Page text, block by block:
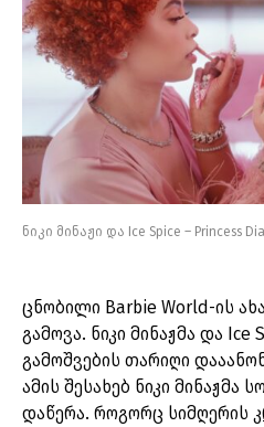
ნიკი მინაჟი და Ice Spice – Princess
ცნობილი Barbie World-ის
გამოვა. ნიკი მინაჟმა და Ice
გამოშვების თარიღი
ამის შესახებ ნიკი მინაჟმა
დაწერა. როგორც სიმღერის